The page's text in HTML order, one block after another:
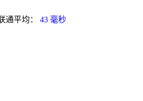
通平均： 43 毫秒